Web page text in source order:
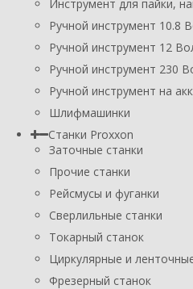
Инструмент для пайки,
Ручной инструмент 10.8
Ручной инструмент 12
Ручной инструмент 230
Ручной инструмент на
Шлифмашинки
Станки Proxxon
Заточные станки
Прочие станки
Рейсмусы и фуганки
Сверлильные станки
Токарный станок
Циркулярные и
Фрезерный станок